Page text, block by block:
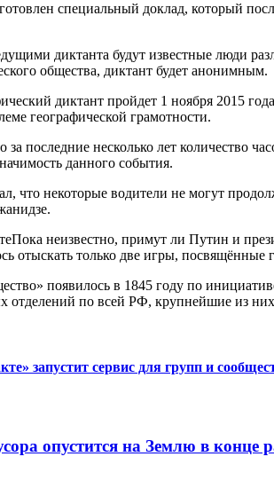
специальный доклад, который
диктанта будут известные люди
общества, диктант будет анонимным.
диктант пройдет 1 ноября 2015
географической грамотности.
за последние несколько лет количество
данного события.
что некоторые водители не могут
неизвестно, примут ли Путин и
отыскать только две игры,
появилось в 1845 году по
отделений по всей РФ, крупнейшие из
запустит сервис для групп и
опустится на Землю в конце